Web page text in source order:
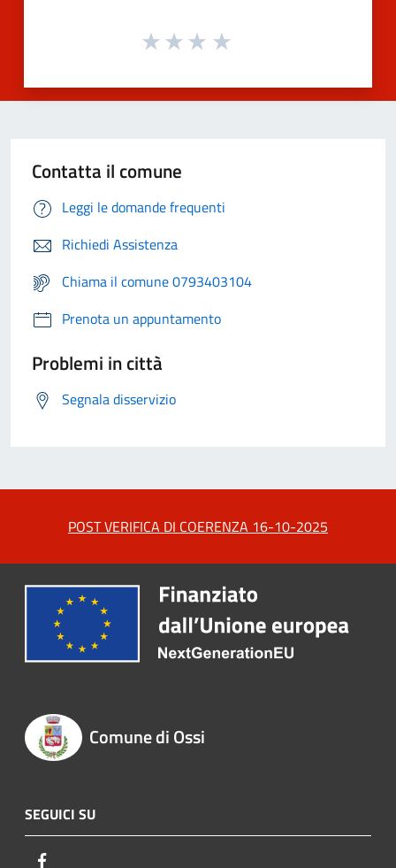
Contatta il comune
Leggi le domande frequenti
Richiedi Assistenza
Chiama il comune 0793403104
Prenota un appuntamento
Problemi in città
Segnala disservizio
POST VERIFICA DI COERENZA 16-10-2025
Comune di Ossi
SEGUICI SU